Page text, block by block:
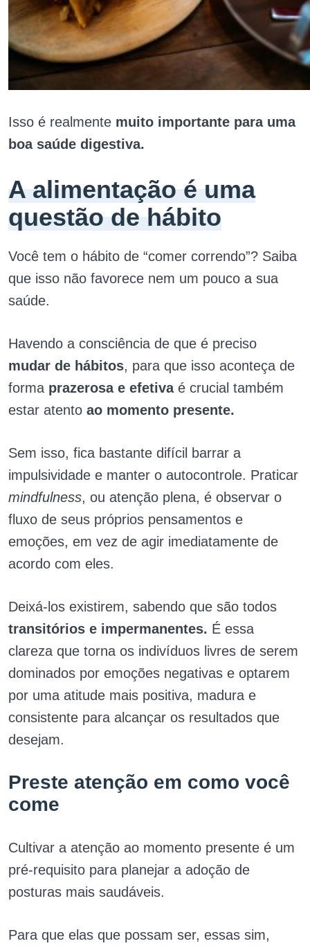
Isso é realmente muito importante para uma
boa saúde digestiva.
A alimentação é uma
questão de hábito
Você tem o hábito de “comer correndo”? Saiba
que isso não favorece nem um pouco a sua
saúde.
Havendo a consciência de que é preciso
mudar de hábitos, para que isso aconteça de
forma prazerosa e efetivaé crucial também
estar atento ao momento presente.
Sem isso, fica bastante difícil barrar a
impulsividade e manter o autocontrole. Praticar
mindfulness, ou atenção plena, é observar o
fluxo de seus próprios pensamentos e
emoções, em vez de agir imediatamente de
acordo com eles.
Deixá-los existirem, sabendo que são todos
transitórios e impermanentes. É essa
clareza que torna os indivíduos livres de serem
dominados por emoções negativas e optarem
por uma atitude mais positiva, madura e
consistente para alcançar os resultados que
desejam.
Preste atenção em como você
come
Cultivar a atenção ao momento presente é um
pré-requisito para planejar a adoção de
posturas mais saudáveis.
Para que elas que possam ser, essas sim,